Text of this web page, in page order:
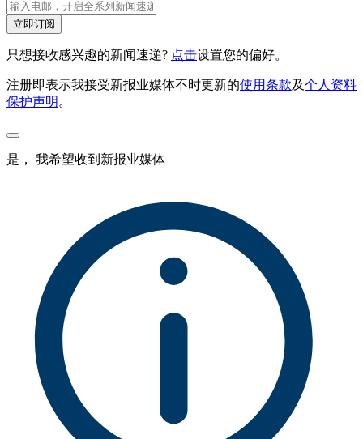
立即订阅
只想接收感兴趣的新闻速递? 点击设置您的偏好。
注册即表示我接受新报业媒体不时更新的使用条款及个人资料
保护声明 。
是， 我希望收到新报业媒体